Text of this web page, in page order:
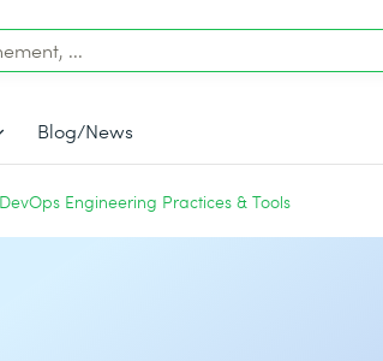
Blog/News
DevOps Engineering Practices & Tools